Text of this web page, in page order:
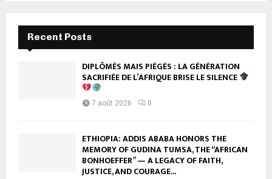
Recent Posts
DIPLÔMÉS MAIS PIÉGÉS : LA GÉNÉRATION
SACRIFIÉE DE L’AFRIQUE BRISE LE SILENCE
7 août 2026 0
ETHIOPIA: ADDIS ABABA HONORS THE
MEMORY OF GUDINA TUMSA, THE “AFRICAN
BONHOEFFER” — A LEGACY OF FAITH,
JUSTICE, AND COURAGE...